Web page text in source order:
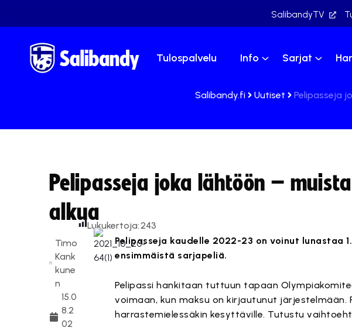
SalibandyTV
Tulospalvelu Info Sarjat
Salibandy.fi Uutiset Pelipasseja
Pelipasseja joka lähtöön –
alkua
Timo
Kank
kune
n
15.0
8.2
02
Lukukertoja:243
Pelipasseja kaudelle 2022-23 on voinut lunastaa
ensimmäistä sarjapeliä.
Pelipassi hankitaan tuttuun tapaan
voimaan, kun maksu on kirjautunut järjestelmään.
harrastemielessäkin kesyttäville. Tutustu